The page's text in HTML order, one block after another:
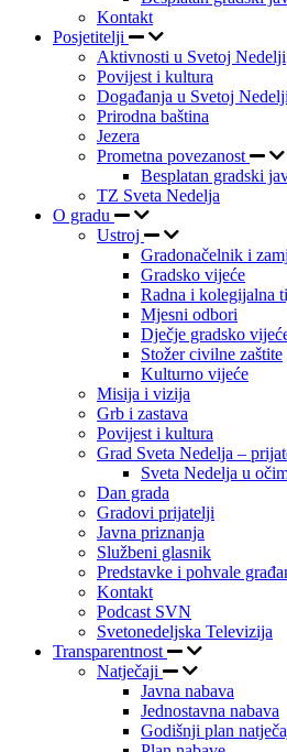
Kontakt
Posjetitelji
Aktivnosti u Svetoj Nedelji
Povijest i kultura
Događanja u Svetoj Nedelji
Prirodna baština
Jezera
Prometna povezanost
Besplatan gradski
TZ Sveta Nedelja
O gradu
Ustroj
Gradonačelnik i
Gradsko vijeće
Radna i kolegijalna
Mjesni odbori
Dječje gradsko
Stožer civilne zaštite
Kulturno vijeće
Misija i vizija
Grb i zastava
Povijest i kultura
Grad Sveta Nedelja –
Sveta Nedelja u
Dan grada
Gradovi prijatelji
Javna priznanja
Službeni glasnik
Predstavke i pohvale
Kontakt
Podcast SVN
Svetonedeljska Televizija
Transparentnost
Natječaji
Javna nabava
Jednostavna nabava
Godišnji plan